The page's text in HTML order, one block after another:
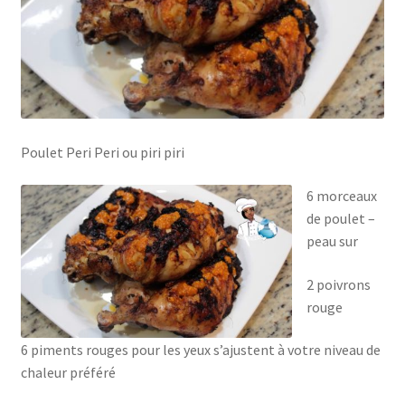
Poulet Peri Peri ou piri piri
6 morceaux
de poulet –
peau sur
2 poivrons
rouge
6 piments rouges pour les yeux s’ajustent à votre niveau de
chaleur préféré